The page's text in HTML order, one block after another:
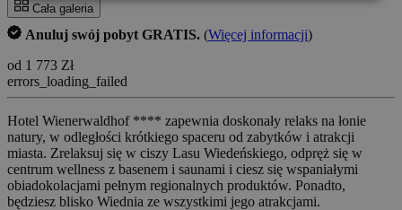
Cała galeria
Anuluj swój pobyt GRATIS. (Więcej informacji)
od 1 773 Zł
errors_loading_failed
Hotel Wienerwaldhof **** zapewnia doskonały relaks na łonie
natury, w odległości krótkiego spaceru od zabytków i atrakcji
miasta. Zrelaksuj się w ciszy Lasu Wiedeńskiego, odpręż się w
centrum wellness z basenem i saunami i ciesz się wspaniałymi
obiadokolacjami pełnym regionalnych produktów. Ponadto,
będziesz blisko Wiednia ze wszystkimi jego atrakcjami.